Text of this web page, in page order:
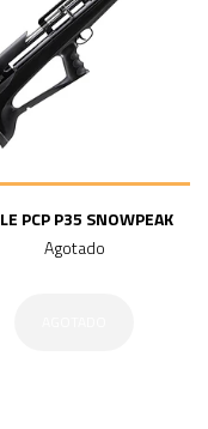
PCP P35 SNOWPEAK
Agotado